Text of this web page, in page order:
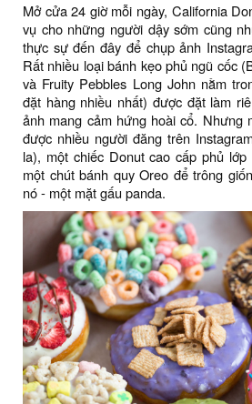
Mở cửa 24 giờ mỗi ngày, California
vụ cho những người dậy sớm cũng
thực sự đến đây để chụp ảnh
Rất nhiều loại bánh kẹo phủ ngũ cốc
và Fruity Pebbles Long John nằm
đặt hàng nhiều nhất) được đặt làm
ảnh mang cảm hứng hoài cổ. Nhưng
được nhiều người đăng trên
la), một chiếc Donut cao cấp phủ
một chút bánh quy Oreo để trông
nó - một mặt gấu panda.